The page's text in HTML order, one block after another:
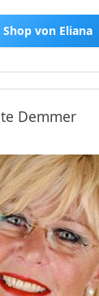
von Eliana
Demmer